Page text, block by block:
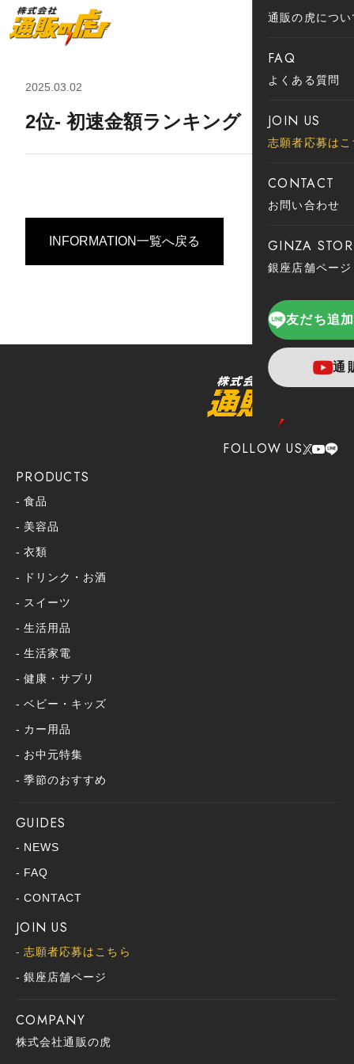
通販の虎につい
FAQ
よくある質問
JOIN US
志願者応募は
CONTACT
お問い合わせ
GINZA
銀座店舗ページ
友だち追
通
2025.03.02
2位- 初速金額ランキング
INFORMATION一覧へ戻る
FOLLOW US
PRODUCTS
食品
美容品
衣類
ドリンク・お酒
スイーツ
生活用品
生活家電
健康・サプリ
ベビー・キッズ
カー用品
お中元特集
季節のおすすめ
GUIDES
NEWS
FAQ
CONTACT
JOIN US
志願者応募はこちら
銀座店舗ページ
COMPANY
株式会社通販の虎